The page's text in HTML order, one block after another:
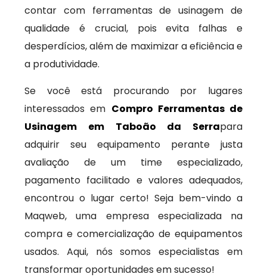
contar com ferramentas de usinagem de
qualidade é crucial, pois evita falhas e
desperdícios, além de maximizar a eficiência e
a produtividade.
Se você está procurando por lugares
interessados em Compro Ferramentas de
Usinagem em Taboão da Serrapara
adquirir seu equipamento perante justa
avaliação de um time especializado,
pagamento facilitado e valores adequados,
encontrou o lugar certo! Seja bem-vindo a
Maqweb, uma empresa especializada na
compra e comercialização de equipamentos
usados. Aqui, nós somos especialistas em
transformar oportunidades em sucesso!